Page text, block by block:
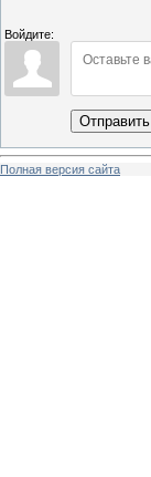
Войдите:
Отправить
Полная версия сайта